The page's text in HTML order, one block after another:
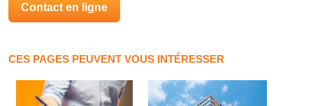
Contact en ligne
CES PAGES PEUVENT VOUS INTÉRESSER